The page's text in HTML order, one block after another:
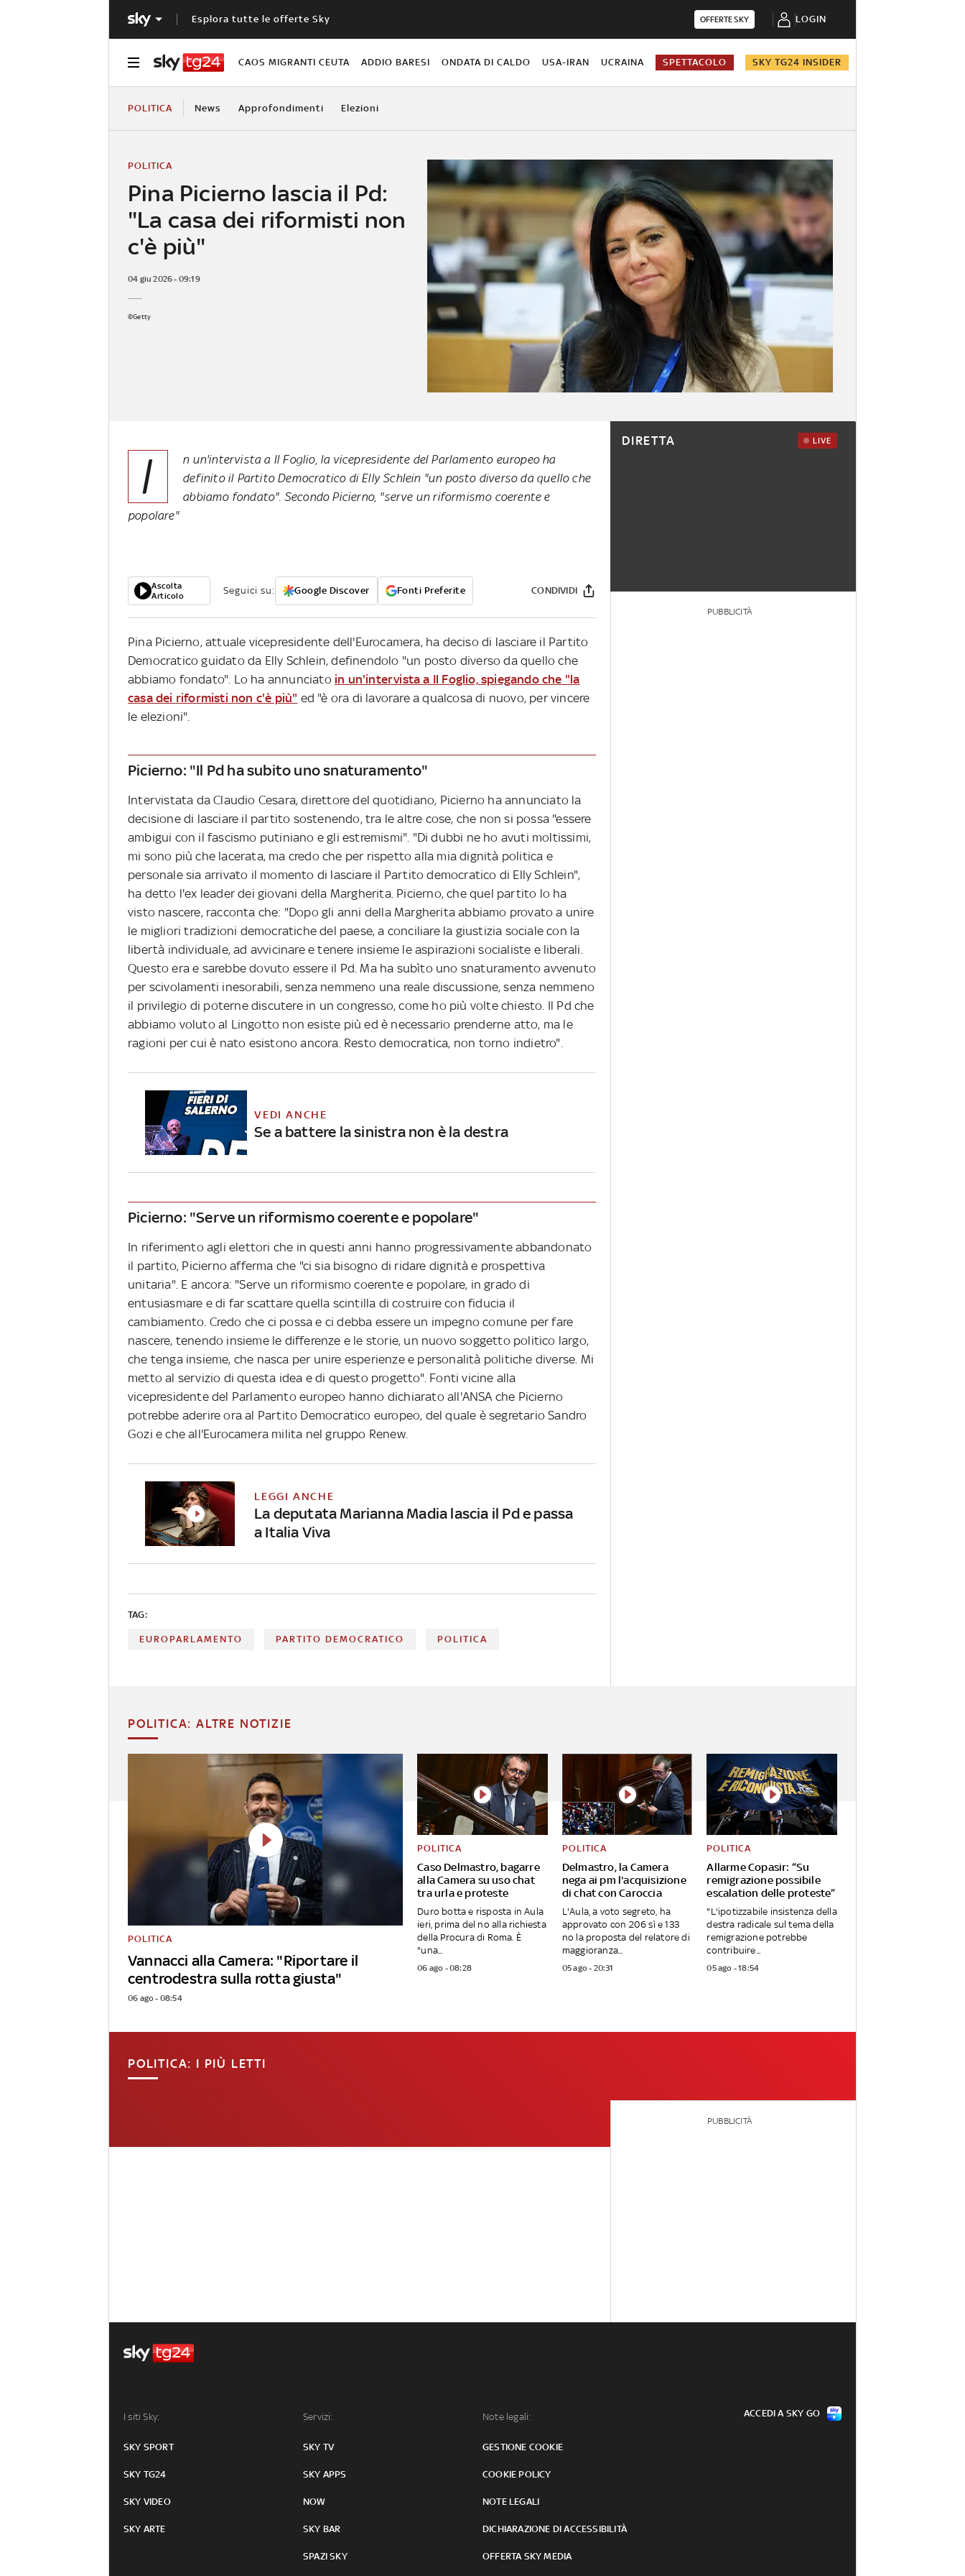
Esplora tutte le offerte Sky OFFERTE SKY LOGIN
CAOS MIGRANTI CEUTA ADDIO BARESI ONDATA DI CALDO USA-IRAN UCRAINA SPETTACOLO SKY TG24 INSIDER
POLITICA News Approfondimenti Elezioni
Pina Picierno lascia il Pd:
"La casa dei riformisti non
c'è più"
POLITICA
04 giu 2026 - 09:19
©Getty
I
n un'intervista a Il Foglio, la vicepresidente del Parlamento europeo ha
definito il Partito Democratico di Elly Schlein "un posto diverso da quello che
abbiamo fondato". Secondo Picierno, "serve un riformismo coerente e
popolare"
Ascolta
Articolo
Seguici su: Google Discover Fonti Preferite CONDIVIDI
Pina Picierno, attuale vicepresidente dell'Eurocamera, ha deciso di lasciare il Partito
Democratico guidato da Elly Schlein, definendolo "un posto diverso da quello che
abbiamo fondato". Lo ha annunciato in un'intervista a Il Foglio, spiegando che "la
casa dei riformisti non c'è più" ed "è ora di lavorare a qualcosa di nuovo, per vincere
le elezioni".
Picierno: "Il Pd ha subito uno snaturamento"
Intervistata da Claudio Cesara, direttore del quotidiano, Picierno ha annunciato la
decisione di lasciare il partito sostenendo, tra le altre cose, che non si possa "essere
ambigui con il fascismo putiniano e gli estremismi". "Di dubbi ne ho avuti moltissimi,
mi sono più che lacerata, ma credo che per rispetto alla mia dignità politica e
personale sia arrivato il momento di lasciare il Partito democratico di Elly Schlein",
ha detto l'ex leader dei giovani della Margherita. Picierno, che quel partito lo ha
visto nascere, racconta che: "Dopo gli anni della Margherita abbiamo provato a unire
le migliori tradizioni democratiche del paese, a conciliare la giustizia sociale con la
libertà individuale, ad avvicinare e tenere insieme le aspirazioni socialiste e liberali.
Questo era e sarebbe dovuto essere il Pd. Ma ha subìto uno snaturamento avvenuto
per scivolamenti inesorabili, senza nemmeno una reale discussione, senza nemmeno
il privilegio di poterne discutere in un congresso, come ho più volte chiesto. Il Pd che
abbiamo voluto al Lingotto non esiste più ed è necessario prenderne atto, ma le
ragioni per cui è nato esistono ancora. Resto democratica, non torno indietro".
VEDI ANCHE
Se a battere la sinistra non è la destra
Picierno: "Serve un riformismo coerente e popolare"
In riferimento agli elettori che in questi anni hanno progressivamente abbandonato
il partito, Picierno afferma che "ci sia bisogno di ridare dignità e prospettiva
unitaria". E ancora: "Serve un riformismo coerente e popolare, in grado di
entusiasmare e di far scattare quella scintilla di costruire con fiducia il
cambiamento. Credo che ci possa e ci debba essere un impegno comune per fare
nascere, tenendo insieme le differenze e le storie, un nuovo soggetto politico largo,
che tenga insieme, che nasca per unire esperienze e personalità politiche diverse. Mi
metto al servizio di questa idea e di questo progetto". Fonti vicine alla
vicepresidente del Parlamento europeo hanno dichiarato all'ANSA che Picierno
potrebbe aderire ora al Partito Democratico europeo, del quale è segretario Sandro
Gozi e che all'Eurocamera milita nel gruppo Renew.
LEGGI ANCHE
La deputata Marianna Madia lascia il Pd e passa
a Italia Viva
TAG:
EUROPARLAMENTO PARTITO DEMOCRATICO POLITICA
DIRETTA LIVE
PUBBLICITÀ
POLITICA: ALTRE NOTIZIE
Vannacci alla Camera: "Riportare il
centrodestra sulla rotta giusta"
POLITICA
06 ago - 08:54
Caso Delmastro, bagarre
alla Camera su uso chat
tra urla e proteste
POLITICA
Duro botta e risposta in Aula
ieri, prima del no alla richiesta
della Procura di Roma. È
"una...
06 ago - 08:28
Delmastro, la Camera
nega ai pm l'acquisizione
di chat con Caroccia
POLITICA
L'Aula, a voto segreto, ha
approvato con 206 sì e 133
no la proposta del relatore di
maggioranza...
05 ago - 20:31
Allarme Copasir: “Su
remigrazione possibile
escalation delle proteste”
POLITICA
"L'ipotizzabile insistenza della
destra radicale sul tema della
remigrazione potrebbe
contribuire...
05 ago - 18:54
POLITICA: I PIÙ LETTI
PUBBLICITÀ
I siti Sky:
SKY SPORT
SKY TG24
SKY VIDEO
SKY ARTE
Servizi:
SKY TV
SKY APPS
NOW
SKY BAR
SPAZI SKY
Note legali:
GESTIONE COOKIE
COOKIE POLICY
NOTE LEGALI
DICHIARAZIONE DI ACCESSIBILITÀ
OFFERTA SKY MEDIA
ACCEDI A SKY GO